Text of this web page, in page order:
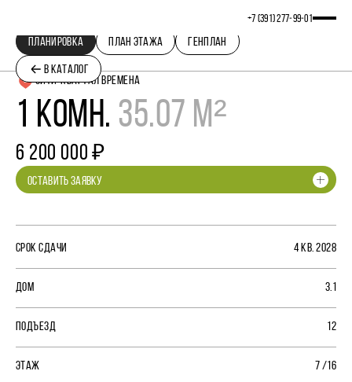
+7 (391) 277‒99‒01
В КАТАЛОГ
ПЛАНИРОВКА ПЛАН ЭТАЖА ГЕНПЛАН
СИТИ-КВАРТАЛ ВРЕМЕНА
1 КОМН. 35.07 М²
6 200 000 ₽
ОСТАВИТЬ ЗАЯВКУ
СРОК СДАЧИ 4 КВ. 2028
ДОМ 3.1
ПОДЪЕЗД 12
ЭТАЖ 7 /16